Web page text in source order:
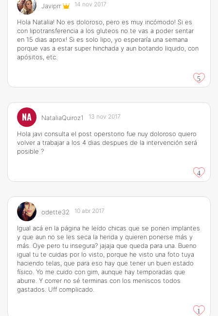
Javiprr 14 nov 2017
Hola Natalia! No es doloroso, pero es muy incómodo! Si es
con lipotransferencia a los gluteos no te vas a poder sentar
en 15 dias aprox! Si es solo lipo, yo esperaría una semana
porque vas a estar super hinchada y aun botando liquido, con
apósitos, etc.
5
NA NataliaQuiroz1 13 nov 2017
Hola javi consulta el post operstorio fue nuy doloroso quiero
volver a trabajar a los 4 dias despues de la intervención será
posible ?
4
odette32 10 abr 2017
Igual acá en la página he leído chicas que se ponen implantes
y que aun no se les seca la herida y quieren ponerse más y
más. Oye pero tu insegura? jajaja que queda para una. Bueno
igual tu te cuidas por lo visto, porque he visto una foto tuya
haciendo telas, que para eso hay que tener un buen estado
físico. Yo me cuido con gim, aunque hay temporadas que
aburre. Y correr no sé terminas con los meniscos todos
gastados. Uff complicado.
1